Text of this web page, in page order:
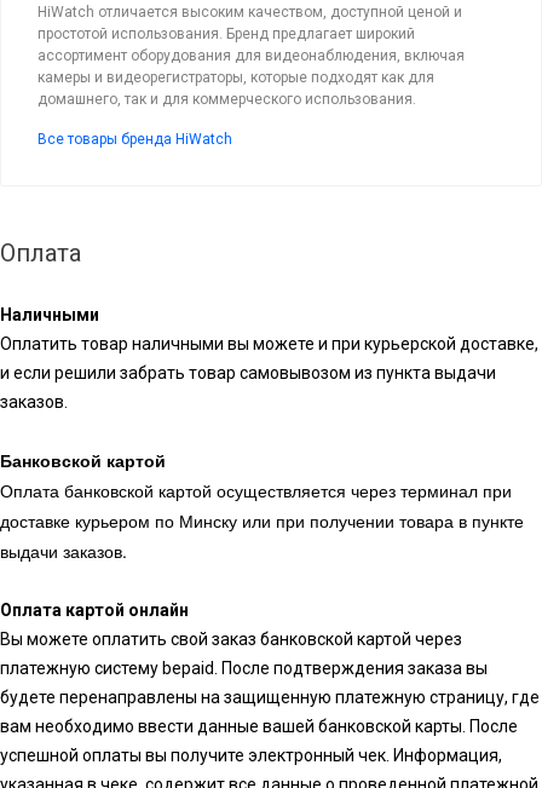
HiWatch отличается высоким качеством, доступной ценой и
простотой использования. Бренд предлагает широкий
ассортимент оборудования для видеонаблюдения, включая
камеры и видеорегистраторы, которые подходят как для
домашнего, так и для коммерческого использования.
Все товары бренда HiWatch
Оплата
Наличными
Оплатить товар наличными вы можете и при курьерской доставке,
и если решили забрать товар самовывозом из пункта выдачи
заказов.
Банковской картой
Оплата банковской картой осуществляется через терминал при
доставке курьером по Минску или при получении товара в пункте
выдачи заказов.
Оплата картой онлайн
Вы можете оплатить свой заказ банковской картой через
платежную систему bepaid. После подтверждения заказа вы
будете перенаправлены на защищенную платежную страницу, где
вам необходимо ввести данные вашей банковской карты. После
успешной оплаты вы получите электронный чек. Информация,